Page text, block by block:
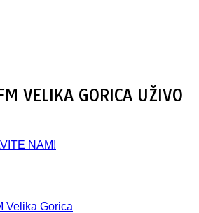
VELIKA GORICA UŽIVO
NAM!
Velika Gorica